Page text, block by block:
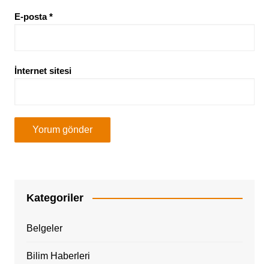
E-posta*
İnternet sitesi
Kategoriler
Belgeler
Bilim Haberleri